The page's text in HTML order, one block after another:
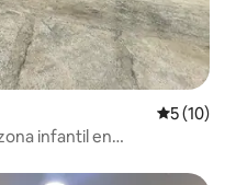
5 (10)
infantil en